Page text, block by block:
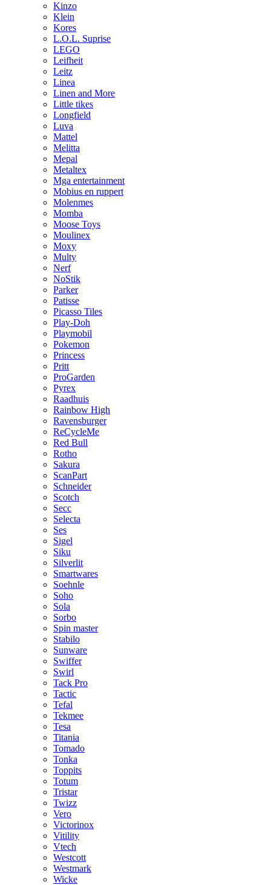
Kinzo
Klein
Kores
L.O.L. Suprise
LEGO
Leifheit
Leitz
Linea
Linen and More
Little tikes
Longfield
Luva
Mattel
Melitta
Mepal
Metaltex
Mga entertainment
Mobius en ruppert
Molenmes
Momba
Moose Toys
Moulinex
Moxy
Multy
Nerf
NoStik
Parker
Patisse
Picasso Tiles
Play-Doh
Playmobil
Pokemon
Princess
Pritt
ProGarden
Pyrex
Raadhuis
Rainbow High
Ravensburger
ReCycleMe
Red Bull
Rotho
Sakura
ScanPart
Schneider
Scotch
Secc
Selecta
Ses
Sigel
Siku
Silverlit
Smartwares
Soehnle
Soho
Sola
Sorbo
Spin master
Stabilo
Sunware
Swiffer
Swirl
Tack Pro
Tactic
Tefal
Tekmee
Tesa
Titania
Tomado
Tonka
Toppits
Totum
Tristar
Twizz
Vero
Victorinox
Vitility
Vtech
Westcott
Westmark
Wicke